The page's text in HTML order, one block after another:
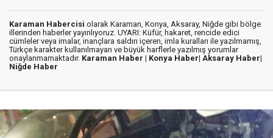
Karaman Habercisi olarak Karaman, Konya, Aksaray, Niğde gibi bölge
illerinden haberler yayınlıyoruz. UYARI: Küfür, hakaret, rencide edici
cümleler veya imalar, inançlara saldırı içeren, imla kuralları ile yazılmamış,
Türkçe karakter kullanılmayan ve büyük harflerle yazılmış yorumlar
onaylanmamaktadır. Karaman Haber | Konya Haber| Aksaray Haber|
Niğde Haber